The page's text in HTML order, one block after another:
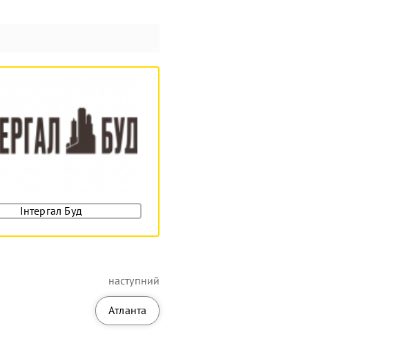
Інтергал Буд
наступний
Атланта